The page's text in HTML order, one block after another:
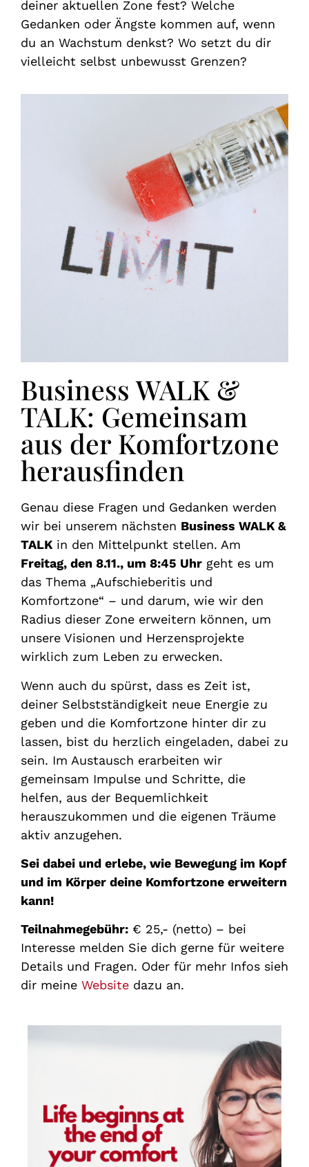
deiner aktuellen Zone fest? Welche
Gedanken oder Ängste kommen auf, wenn
du an Wachstum denkst? Wo setzt du dir
vielleicht selbst unbewusst Grenzen?
Business WALK &
TALK: Gemeinsam
aus der Komfortzone
herausfinden
Genau diese Fragen und Gedanken werden
wir bei unserem nächsten Business WALK &
TALK in den Mittelpunkt stellen. Am
Freitag, den 8.11., um 8:45 Uhr geht es um
das Thema „Aufschieberitis und
Komfortzone“ – und darum, wie wir den
Radius dieser Zone erweitern können, um
unsere Visionen und Herzensprojekte
wirklich zum Leben zu erwecken.
Wenn auch du spürst, dass es Zeit ist,
deiner Selbstständigkeit neue Energie zu
geben und die Komfortzone hinter dir zu
lassen, bist du herzlich eingeladen, dabei zu
sein. Im Austausch erarbeiten wir
gemeinsam Impulse und Schritte, die
helfen, aus der Bequemlichkeit
herauszukommen und die eigenen Träume
aktiv anzugehen.
Sei dabei und erlebe, wie Bewegung im Kopf
und im Körper deine Komfortzone erweitern
kann!
Teilnahmegebühr: € 25,- (netto) – bei
Interesse melden Sie dich gerne für weitere
Details und Fragen. Oder für mehr Infos sieh
dir meine Website dazu an.